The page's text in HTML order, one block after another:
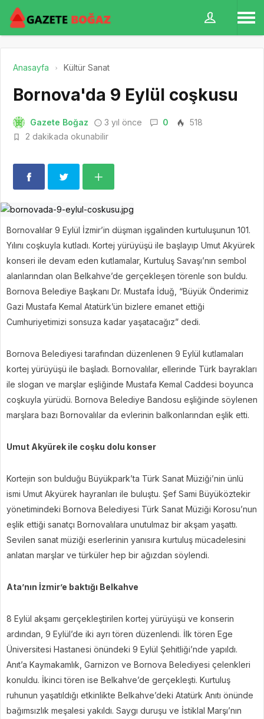
Anasayfa Kültür Sanat
Bornova'da 9 Eylül coşkusu
Gazete Boğaz 3 yıl önce 0
518
2 dakikada okunabilir
Bornovalılar 9 Eylül İzmir’in düşman işgalinden kurtuluşunun 101.
Yılını coşkuyla kutladı. Kortej yürüyüşü ile başlayıp Umut Akyürek
konseri ile devam eden kutlamalar, Kurtuluş Savaşı’nın sembol
alanlarından olan Belkahve’de gerçekleşen törenle son buldu.
Bornova Belediye Başkanı Dr. Mustafa İduğ, “Büyük Önderimiz
Gazi Mustafa Kemal Atatürk’ün bizlere emanet ettiği
Cumhuriyetimizi sonsuza kadar yaşatacağız” dedi.
Bornova Belediyesi tarafından düzenlenen 9 Eylül kutlamaları
kortej yürüyüşü ile başladı. Bornovalılar, ellerinde Türk bayrakları
ile slogan ve marşlar eşliğinde Mustafa Kemal Caddesi boyunca
coşkuyla yürüdü. Bornova Belediye Bandosu eşliğinde söylenen
marşlara bazı Bornovalılar da evlerinin balkonlarından eşlik etti.
Umut Akyürek ile coşku dolu konser
Kortejin son bulduğu Büyükpark’ta Türk Sanat Müziği’nin ünlü
ismi Umut Akyürek hayranları ile buluştu. Şef Sami Büyüköztekir
yönetimindeki Bornova Belediyesi Türk Sanat Müziği Korosu’nun
eşlik ettiği sanatçı Bornovalılara unutulmaz bir akşam yaşattı.
Sevilen sanat müziği eserlerinin yanısıra kurtuluş mücadelesini
anlatan marşlar ve türküler hep bir ağızdan söylendi.
Ata’nın İzmir’e baktığı Belkahve
8 Eylül akşamı gerçekleştirilen kortej yürüyüşü ve konserin
ardından, 9 Eylül’de iki ayrı tören düzenlendi. İlk tören Ege
Üniversitesi Hastanesi önündeki 9 Eylül Şehitliği’nde yapıldı.
Anıt’a Kaymakamlık, Garnizon ve Bornova Belediyesi çelenkleri
konuldu. İkinci tören ise Belkahve’de gerçekleşti. Kurtuluş
ruhunun yaşatıldığı etkinlikte Belkahve’deki Atatürk Anıtı önünde
bağımsızlık meşalesi yakıldı. Saygı duruşu ve İstiklal Marşı’nın